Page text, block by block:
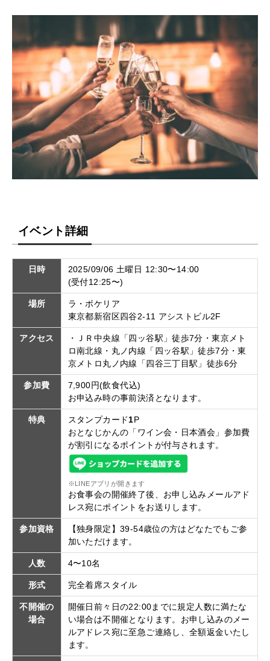
イベント詳細
日時
2025/09/06 土曜日 12:30〜14:00
(受付12:25〜)
場所
ラ・ボケリア
東京都新宿区四谷2-11 アシストビル2F
アクセス
・ＪＲ中央線「四ッ谷駅」徒歩7分・東京メト
ロ南北線・丸ノ内線「四ッ谷駅」徒歩7分・東
京メトロ丸ノ内線「四谷三丁目駅」徒歩6分
参加費
7,900円(飲食代込)
お申込み時の事前決済となります。
特典 スタンプカード1P
おとなじかんの「ワイン会・日本酒会」参加費
が割引になるポイントが付与されます。
※LINEアプリが開きます
お食事会の開催終了後、お申し込みメールアド
レス宛にポイントをお送りします。
参加資格
【独身限定】39-54歳位の方はどなたでもご参
加いただけます。
人数 4〜10名
形式 完全着席スタイル
不開催の
場合
開催日前々日の22:00までに規定人数に満たな
い場合は不開催となります。お申し込みのメー
ルアドレス宛に至急ご連絡し、全額返金いたし
ます。